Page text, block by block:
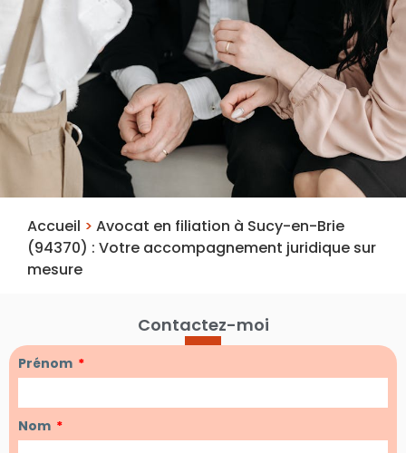
Accueil > Avocat en filiation à Sucy-en-Brie
(94370) : Votre accompagnement juridique sur
mesure
Contactez-moi
Prénom
Nom